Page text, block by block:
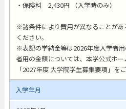
・保険料 2,430円 （入学時のみ）
※諸条件により費用が異なることが
ください。
※表記の学納金等は2026年度入学者
者用の金額については、本学公式ホ
「2027年度 大学院学生募集要項」を
入学年月